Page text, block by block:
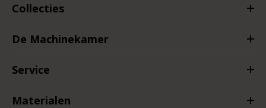
Collecties
De Machinekamer
Service
Materialen